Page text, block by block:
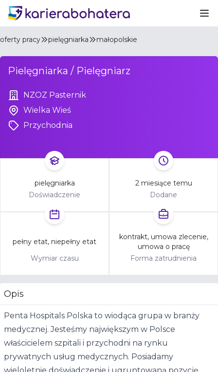
oferty pracy pielęgniarka małopolskie
Pielęgniarka / Pielęgniarz
NZOZ Pasternik
Wielka Wieś
Przychodnia
pielęgniarka
Doświadczenie
2 miesiące temu
Dodane
pełny etat, niepełny etat
Wymiar czasu
kontrakt, umowa zlecenie,
umowa o pracę
Forma zatrudnienia
Opis
Penta Hospitals Polska to wiodąca grupa w branży
medycznej. Jesteśmy największym w Polsce
właścicielem szpitali i przychodni na rynku
prywatnych usług medycznych. Posiadamy